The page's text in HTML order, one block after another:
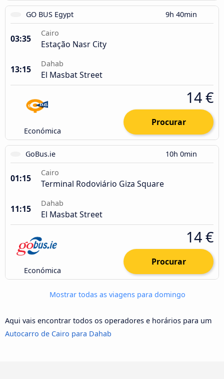
GO BUS Egypt 9h 40min
03:35
Cairo
Estação Nasr City
13:15
Dahab
El Masbat Street
Económica
14 €
Procurar
GoBus.ie 10h 0min
01:15
Cairo
Terminal Rodoviário Giza Square
11:15
Dahab
El Masbat Street
Económica
14 €
Procurar
Mostrar todas as viagens para domingo
Aqui vais encontrar todos os operadores e horários para um
Autocarro de Cairo para Dahab